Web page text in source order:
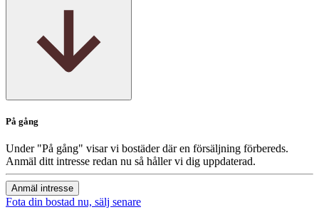
På gång
Under "På gång" visar vi bostäder där en försäljning förbereds.
Anmäl ditt intresse redan nu så håller vi dig uppdaterad.
Anmäl intresse
Fota din bostad nu, sälj senare